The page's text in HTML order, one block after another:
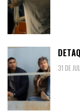
31 DE